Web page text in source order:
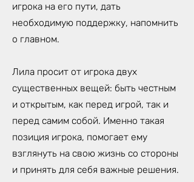
игрока на его пути, дать
необходимую поддержку, напомнить
о главном.
Лила просит от игрока двух
существенных вещей: быть честным
и открытым, как перед игрой, так и
перед самим собой. Именно такая
позиция игрока, помогает ему
взглянуть на свою жизнь со стороны
и принять для себя важные решения.